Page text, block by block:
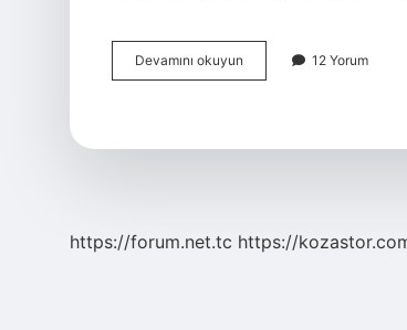
Devamını okuyun Çemberin
Içinde
12 Yorum
https://forum.net.tc https://